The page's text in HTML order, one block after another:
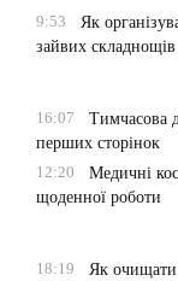
9:53
Як
зайвих складнощів
16:07
Тимчасова
перших сторінок
12:20
Медичні
щоденної роботи
18:19
Як очищати